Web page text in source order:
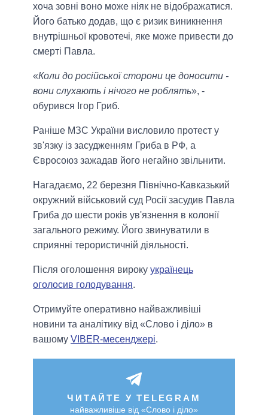
хоча зовні воно може ніяк не відображатися.
Його батько додав, що є ризик виникнення
внутрішньої кровотечі, яке може привести до
смерті Павла.
«Коли до російської сторони це доносити -
вони слухають і нічого не роблять», -
обурився Ігор Гриб.
Раніше МЗС України висловило протест у
зв'язку із засудженням Гриба в РФ, а
Євросоюз зажадав його негайно звільнити.
Нагадаємо, 22 березня Північно-Кавказький
окружний військовий суд Росії засудив Павла
Гриба до шести років ув'язнення в колонії
загального режиму. Його звинуватили в
сприянні терористичній діяльності.
Після оголошення вироку українець
оголосив голодування.
Отримуйте оперативно найважливіші
новини та аналітику від «Слово і діло» в
вашому VIBER-месенджері.
ЧИТАЙТЕ У TELEGRAM
найважливіше від «Слово і діло»